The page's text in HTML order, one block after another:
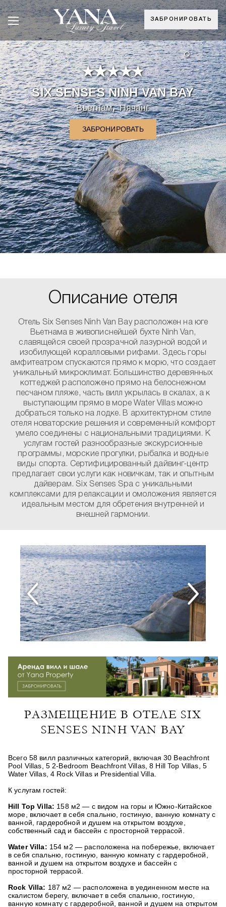
ЗАБРОНИРОВАТЬ
°
SIX SENSES NINH VAN BAY
Вьетнам,Нячанг
ЗАБРОНИРОВАТЬ
Описание отеля
Отель Six Senses Ninh Van Bay расположен на юге
Вьетнама в живописнейшей бухте Ninh Van,
славящейся своей прозрачной лазурной водой и
изобилующей коралловыми рифами. Здесь горы
амфитеатром спускаются прямо к морю, что создает
уникальный микроклимат. Большинство деревянных
коттеджей расположено прямо на белоснежном
песчаном пляже, часть вилл укрылась в скалах, а к
выступающим прямо в море Water Villas можно
добраться только на лодке. В архитектурном стиле
отеля новаторские решения и современный комфорт
умело соединены с национальными традициями. К
услугам гостей разнообразные экскурсионные
программы, морские прогулки, рыбалка и водные
виды спорта. Сертифицированный дайвинг-центр
предлагает свои услуги как новичкам, так и опытным
дайверам. Six Senses Spa с уникальными
комплексами для релаксации и омоложения является
идеальным местом для обретения внутренней и
внешней гармонии.
РАЗМЕЩЕНИЕ В ОТЕЛЕ SIX
SENSES NINH VAN BAY
Всего 58 вилл различных категорий, включая 30 Beachfront
Pool Villas, 5 2-Bedroom Beachfront Villas, 8 Hill Top Villas, 5
Water Villas, 4 Rock Villas и Presidential Villa.
К услугам гостей:
Hill Top Villa: 158 м2 — с видом на горы и Южно-Китайское
море, включает в себя спальню, гостиную, ванную комнату с
ванной, гардеробной и душем на открытом воздухе,
собственный сад и бассейн с просторной террасой.
Water Villa: 154 м2 — расположена на побережье, включает
в себя спальню, гостиную, ванную комнату с гардеробной,
ванной и душем на открытом воздухе и бассейн c
просторной террасой.
Rock Villa: 187 м2 — расположена в уединенном месте на
скалистом берегу, включает в себя спальню, гостиную,
ванную комнату с гардеробной, ванной и душем на открытом